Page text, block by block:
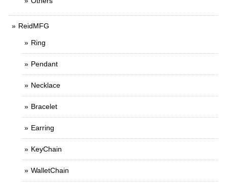
ReidMFG
Ring
Pendant
Necklace
Bracelet
Earring
KeyChain
WalletChain